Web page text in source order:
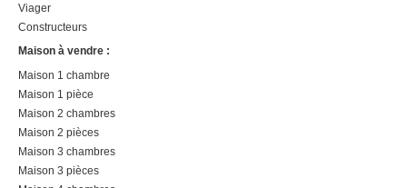
Viager
Constructeurs
Maison à vendre :
Maison 1 chambre
Maison 1 pièce
Maison 2 chambres
Maison 2 pièces
Maison 3 chambres
Maison 3 pièces